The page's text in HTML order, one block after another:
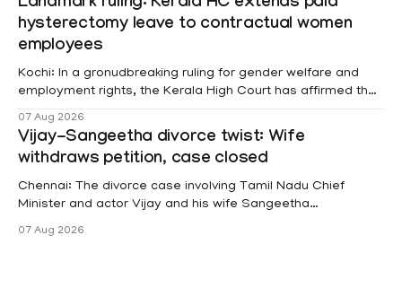
hysterectomy leave to contractual women
employees
Kochi: In a gronudbreaking ruling for gender welfare and
employment rights, the Kerala High Court has affirmed that
projects are eligible for paid medical leave following
hysterectomy surgery under the Kerala Service Rules
(KSR). The court noted that since essential benefits like
maternity
07 Aug 2026
Vijay-Sangeetha divorce twist: Wife
withdraws petition, case closed
Chennai: The divorce case involving Tamil Nadu Chief
Minister and actor Vijay and his wife Sangeetha
Sowrnalingam has taken a new turn after Sangeetha
07 Aug 2026